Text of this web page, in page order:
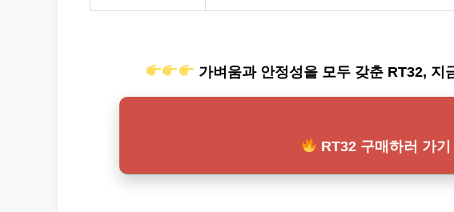
가벼움과 안정성을 모두 갖춘 RT32, 지
RT32 구매하러 가기